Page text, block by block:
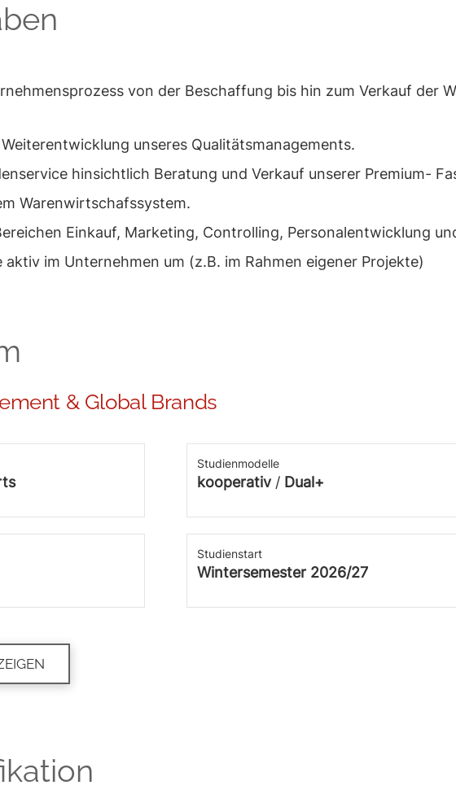
von der Beschaffung bis hin zum Verkauf der
unseres Qualitätsmanagements.
hinsichtlich Beratung und Verkauf unserer Premium-
Warenwirtschafssystem.
Einkauf, Marketing, Controlling, Personalentwicklung
im Unternehmen um (z.B. im Rahmen eigener Projekte)
& Global Brands
Studienmodelle
kooperativ/ Dual+
Studienstart
Wintersemester 2026/27